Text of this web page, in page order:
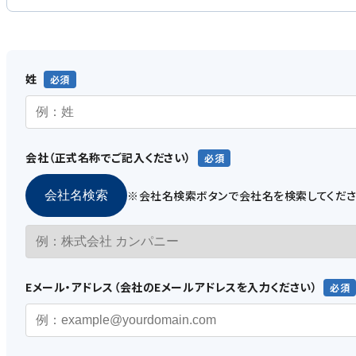
姓
会社（正式名称でご記入ください）
会社名検索 ※会社名検索ボタンで会社名を検索してくだ
Eメール・アドレス（会社のEメールアドレスを入力ください）